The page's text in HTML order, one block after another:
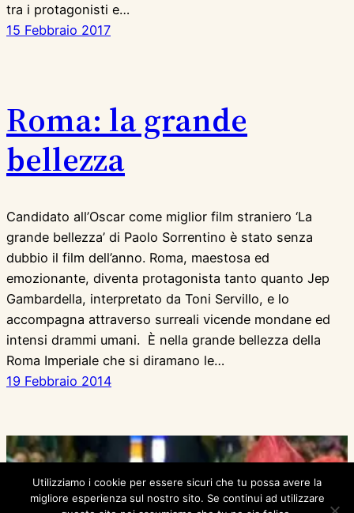
tra i protagonisti e…
15 Febbraio 2017
Roma: la grande
bellezza
Candidato all’Oscar come miglior film straniero ‘La
grande bellezza’ di Paolo Sorrentino è stato senza
dubbio il film dell’anno. Roma, maestosa ed
emozionante, diventa protagonista tanto quanto Jep
Gambardella, interpretato da Toni Servillo, e lo
accompagna attraverso surreali vicende mondane ed
intensi drammi umani. È nella grande bellezza della
Roma Imperiale che si diramano le…
19 Febbraio 2014
Utilizziamo i cookie per essere sicuri che tu possa avere la
migliore esperienza sul nostro sito. Se continui ad utilizzare